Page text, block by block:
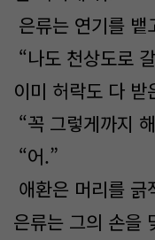
은류는 연기를 뱉
“나도 천상도로
이미 허락도 다 받
“꼭 그렇게까지
“어.”
애환은 머리를
은류는 그의 손을